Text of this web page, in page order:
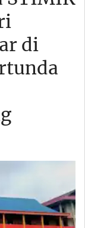
di